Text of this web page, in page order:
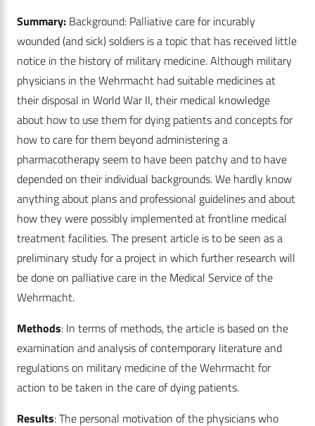
Summary: Background: Palliative care for incurably
wounded (and sick) soldiers is a topic that has received little
notice in the history of military medicine. Although military
physicians in the Wehrmacht had suitable medicines at
their disposal in World War II, their medical knowledge
about how to use them for dying patients and concepts for
how to care for them beyond administering a
pharmacotherapy seem to have been patchy and to have
depended on their individual backgrounds. We hardly know
anything about plans and professional guidelines and about
how they were possibly implemented at frontline medical
treatment facilities. The present article is to be seen as a
preliminary study for a project in which further research will
be done on palliative care in the Medical Service of the
Wehrmacht.
Methods: In terms of methods, the article is based on the
examination and analysis of contemporary literature and
regulations on military medicine of the Wehrmacht for
action to be taken in the care of dying patients.
Results: The personal motivation of the physicians who